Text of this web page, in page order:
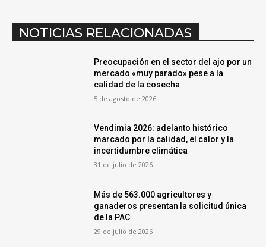
NOTICIAS RELACIONADAS
Preocupación en el sector del ajo por un
mercado «muy parado» pese a la
calidad de la cosecha
5 de agosto de 2026
Vendimia 2026: adelanto histórico
marcado por la calidad, el calor y la
incertidumbre climática
31 de julio de 2026
Más de 563.000 agricultores y
ganaderos presentan la solicitud única
de la PAC
29 de julio de 2026